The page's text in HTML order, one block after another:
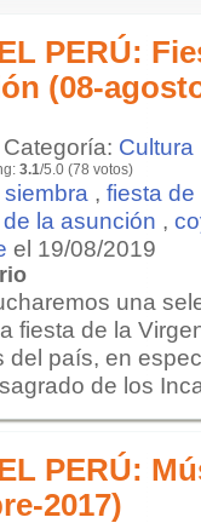
PERÚ:
(08-
Cultura
3.1/5.0 (78 votos)
siembra , fiesta
la asunción ,
el 19/08/2019
una
fiesta de la
del país, en
de los
PERÚ:
2017)